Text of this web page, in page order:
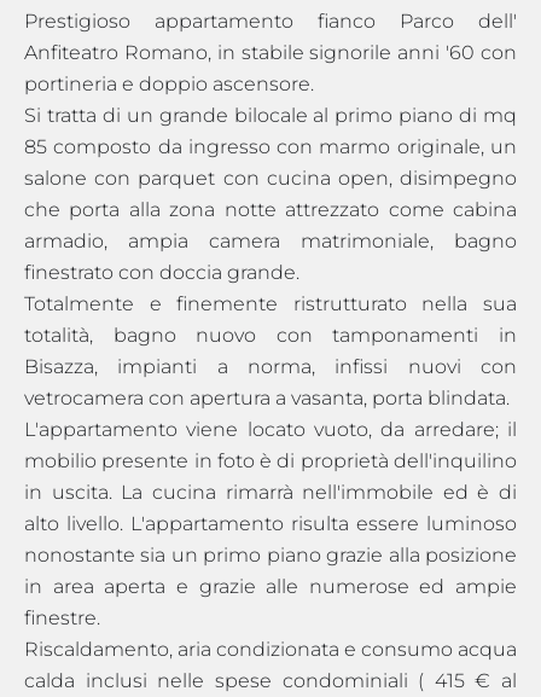
Prestigioso appartamento fianco Parco dell'
Anfiteatro Romano, in stabile signorile anni '60 con
portineria e doppio ascensore.
Si tratta di un grande bilocale al primo piano di mq
85 composto da ingresso con marmo originale, un
salone con parquet con cucina open, disimpegno
che porta alla zona notte attrezzato come cabina
armadio, ampia camera matrimoniale, bagno
finestrato con doccia grande.
Totalmente e finemente ristrutturato nella sua
totalità, bagno nuovo con tamponamenti in
Bisazza, impianti a norma, infissi nuovi con
vetrocamera con apertura a vasanta, porta blindata.
L'appartamento viene locato vuoto, da arredare; il
mobilio presente in foto è di proprietà dell'inquilino
in uscita. La cucina rimarrà nell'immobile ed è di
alto livello. L'appartamento risulta essere luminoso
nonostante sia un primo piano grazie alla posizione
in area aperta e grazie alle numerose ed ampie
finestre.
Riscaldamento, aria condizionata e consumo acqua
calda inclusi nelle spese condominiali ( 415 € al